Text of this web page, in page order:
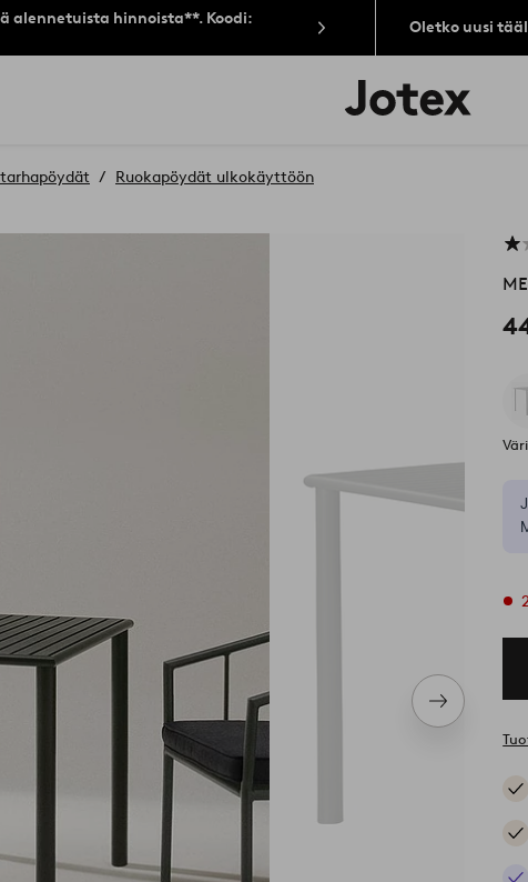
alennetuista hinnoista**. Koodi:
Oletko uusi
Jotex-
logo
Ruokapöydät ulkokäyttöön
Seuraava
tuote